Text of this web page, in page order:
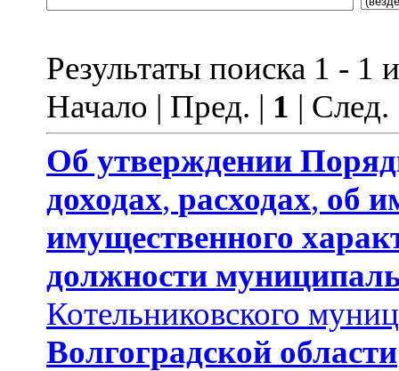
Результаты поиска 1 - 1
Начало | Пред. | 1 |
Об утверждении
доходах, расходах, об
имущественного
должности
Котельниковского
Волгоградской области